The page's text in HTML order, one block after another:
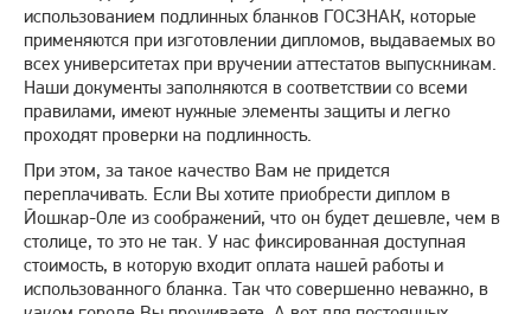
использованием подлинных бланков ГОСЗНАК, которые
применяются при изготовлении дипломов, выдаваемых во
всех университетах при вручении аттестатов выпускникам.
Наши документы заполняются в соответствии со всеми
правилами, имеют нужные элементы защиты и легко
проходят проверки на подлинность.
При этом, за такое качество Вам не придется
переплачивать. Если Вы хотите приобрести диплом в
Йошкар-Оле из соображений, что он будет дешевле, чем в
столице, то это не так. У нас фиксированная доступная
стоимость, в которую входит оплата нашей работы и
использованного бланка. Так что совершенно неважно, в